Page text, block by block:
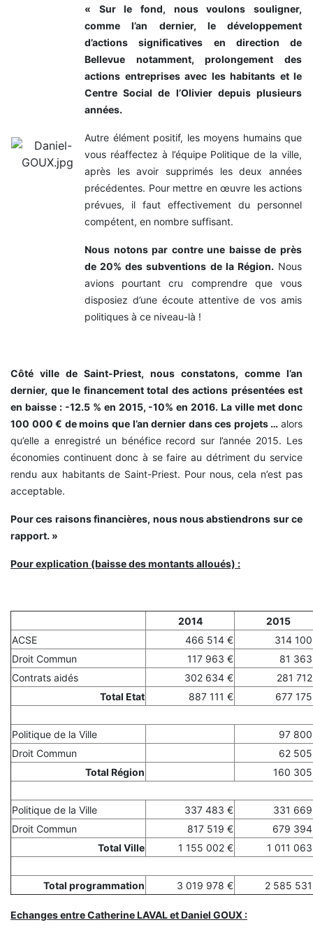
« Sur le fond, nous voulons souligner,
comme l’an dernier, le développement
d’actions significatives en direction de
Bellevue notamment, prolongement des
actions entreprises avec les habitants et le
Centre Social de l’Olivier depuis plusieurs
années.
Autre élément positif, les moyens humains que
vous réaffectez à l’équipe Politique de la ville,
après les avoir supprimés les deux années
précédentes. Pour mettre en œuvre les actions
prévues, il faut effectivement du personnel
compétent, en nombre suffisant.
Nous notons par contre une baisse de près
de 20% des subventions de la Région. Nous
avions pourtant cru comprendre que vous
disposiez d’une écoute attentive de vos amis
politiques à ce niveau-là !
Côté ville de Saint-Priest, nous constatons, comme l’an
dernier, que le financement total des actions présentées est
en baisse : -12.5 % en 2015, -10% en 2016. La ville met donc
100 000 € de moins que l’an dernier dans ces projets … alors
qu’elle a enregistré un bénéfice record sur l’année 2015. Les
économies continuent donc à se faire au détriment du service
rendu aux habitants de Saint-Priest. Pour nous, cela n’est pas
acceptable.
Pour ces raisons financières, nous nous abstiendrons sur ce
rapport. »
Pour explication (baisse des montants alloués) :
2014
2015
ACSE
466 514 €
314
Droit Commun
117 963 €
81
Contrats aidés
302 634 €
281
Total Etat
887 111 € 677
Politique de la Ville
97
Droit Commun
62
Total Région
160
Politique de la Ville 337 483 €
331
Droit Commun
817 519 €
679
Total Ville
1 155 002 € 1 011
Total programmation 3 019 978 € 2 585
Echanges entre Catherine LAVAL et Daniel GOUX :